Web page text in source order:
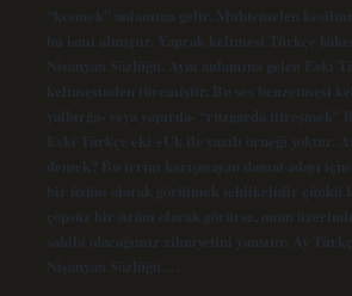
“kesmek” anlamına gelir. Muhtemelen
bu ismi almıştır. Yaprak kelimesi Türkçe
Nisanyan Sözlüğü. Aynı anlamına gelen Eski
kelimesinden türemiştir. Bu ses benzetmesi
yalbırğa- veya yapırda- “rüzgarda
Eski Türkçe eki +Uk ile yazılı örneği yoktur.
demek? Bu terim karışmayan damat adayı
bir üzüm olarak görülmek tehlikelidir çünkü
çöpsüz bir üzüm olarak görürse, onun
sahibi olacağımız zihniyetini yansıtır. Ay
Nişanyan Sözlüğü.…